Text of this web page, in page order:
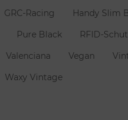
GRC-Racing Handy Slim
Pure Black RFID-
Valenciana Vegan
Waxy Vintage